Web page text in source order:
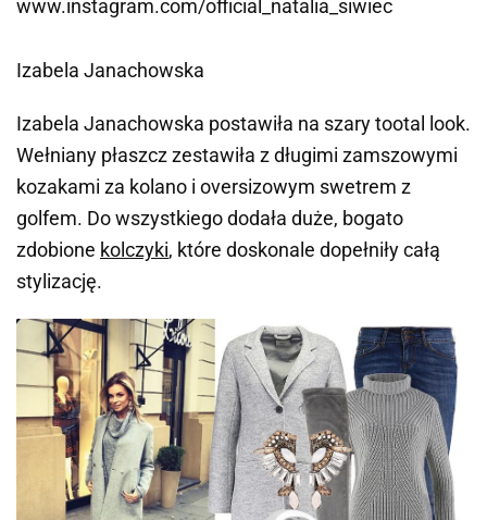
www.instagram.com/official_natalia_siwiec
Izabela Janachowska
Izabela Janachowska postawiła na szary tootal look.
Wełniany płaszcz zestawiła z długimi zamszowymi
kozakami za kolano i oversizowym swetrem z
golfem. Do wszystkiego dodała duże, bogato
zdobione kolczyki, które doskonale dopełniły całą
stylizację.